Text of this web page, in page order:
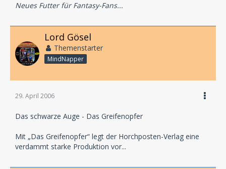
Neues Futter für Fantasy-Fans...
Lord Gösel
Themenstarter
MindNapper
29. April 2006
Das schwarze Auge - Das Greifenopfer
Mit „Das Greifenopfer“ legt der Horchposten-Verlag eine
verdammt starke Produktion vor...